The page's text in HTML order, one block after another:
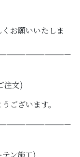
お願いいたしま
文)
ございます。
ン施工)